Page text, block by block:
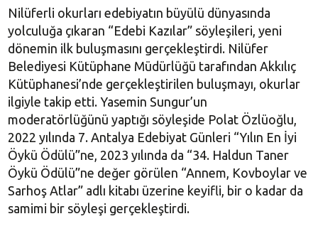
Nilüferli okurları edebiyatın büyülü dünyasında
yolculuğa çıkaran “Edebi Kazılar” söyleşileri, yeni
dönemin ilk buluşmasını gerçekleştirdi. Nilüfer
Belediyesi Kütüphane Müdürlüğü tarafından Akkılıç
Kütüphanesi’nde gerçekleştirilen buluşmayı, okurlar
ilgiyle takip etti. Yasemin Sungur’un
moderatörlüğünü yaptığı söyleşide Polat Özlüoğlu,
2022 yılında 7. Antalya Edebiyat Günleri “Yılın En İyi
Öykü Ödülü”ne, 2023 yılında da “34. Haldun Taner
Öykü Ödülü”ne değer görülen “Annem, Kovboylar ve
Sarhoş Atlar” adlı kitabı üzerine keyifli, bir o kadar da
samimi bir söyleşi gerçekleştirdi.